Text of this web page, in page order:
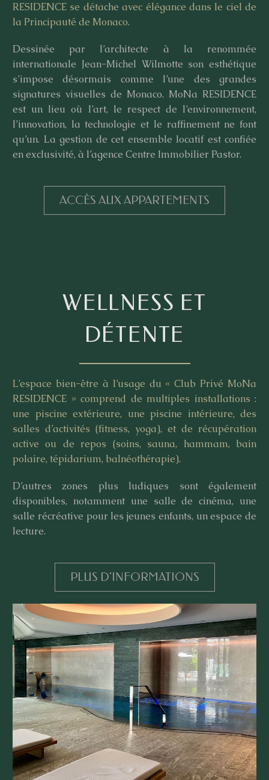
RESIDENCE se détache avec élégance dans le ciel de
la Principauté de Monaco.
Dessinée par l’architecte à la renommée
internationale Jean-Michel Wilmotte son esthétique
s’impose désormais comme l’une des grandes
signatures visuelles de Monaco. MoNa RESIDENCE
est un lieu où l’art, le respect de l’environnement,
l’innovation, la technologie et le raffinement ne font
qu’un. La gestion de cet ensemble locatif est confiée
en exclusivité, à l’agence Centre Immobilier Pastor.
ACCÈS AUX APPARTEMENTS
WELLNESS ET
DÉTENTE
L’espace bien-être à l’usage du « Club Privé MoNa
RESIDENCE » comprend de multiples installations :
une piscine extérieure, une piscine intérieure, des
salles d’activités (fitness, yoga), et de récupération
active ou de repos (soins, sauna, hammam, bain
polaire, tépidarium, balnéothérapie).
D’autres zones plus ludiques sont également
disponibles, notamment une salle de cinéma, une
salle récréative pour les jeunes enfants, un espace de
lecture.
PLUS D'INFORMATIONS